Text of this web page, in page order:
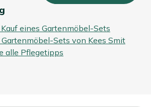
eines Gartenmöbel-Sets
Sets von Kees Smit
alle Pflegetipps